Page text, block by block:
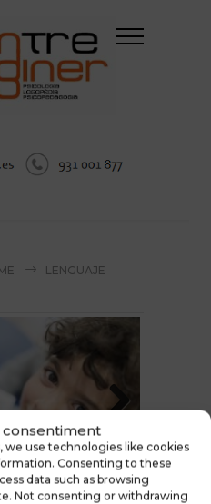
consentiment
we use technologies like cookies
Consenting to these
data such as browsing
Not consenting or withdrawing
LENGUAJE